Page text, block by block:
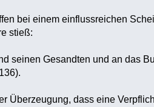
bei einem einflussreichen
stieß:
seinen Gesandten und an das
Überzeugung, dass eine